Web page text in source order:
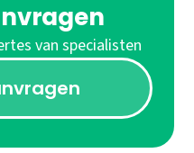
van specialisten